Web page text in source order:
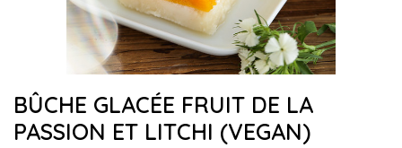
BÛCHE GLACÉE FRUIT DE LA
PASSION ET LITCHI (VEGAN)